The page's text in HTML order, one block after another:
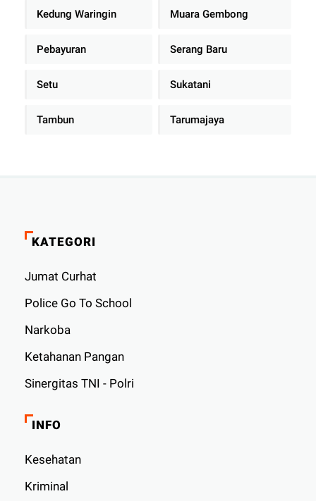
Kedung Waringin Muara Gembong
Pebayuran Serang Baru
Setu Sukatani
Tambun Tarumajaya
KATEGORI
Jumat Curhat
Police Go To School
Narkoba
Ketahanan Pangan
Sinergitas TNI - Polri
INFO
Kesehatan
Kriminal